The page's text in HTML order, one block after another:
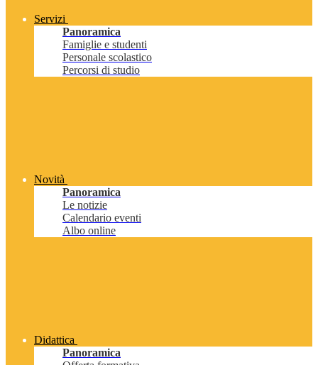
Servizi
Panoramica
Famiglie e studenti
Personale scolastico
Percorsi di studio
Novità
Panoramica
Le notizie
Calendario eventi
Albo online
Didattica
Panoramica